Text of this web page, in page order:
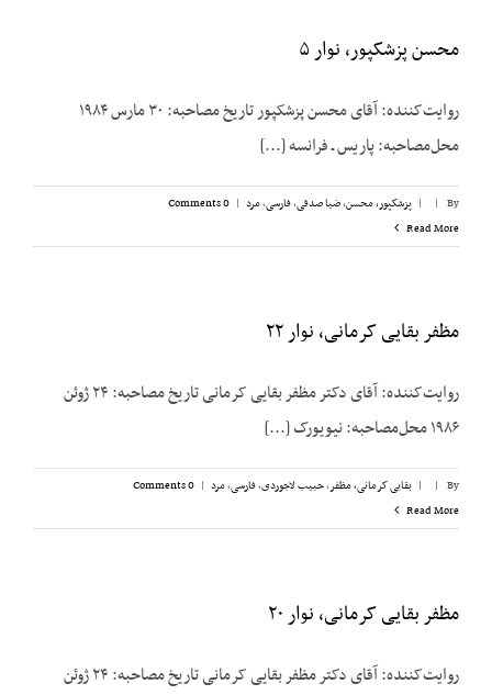
محسن پزشکپور، نوار ۵
روایت‌کننده: آقای محسن پزشک‎پور تاریخ مصاحبه: ۳۰ مارس ۱۹۸۴
محل‌مصاحبه: پاریس ـ فرانسه [...]
By
|
| پزشکپور،‌ محسن,ضیا صدقی,فارسی,مرد |
0 Comments
Read More
مظفر بقایی کرمانی، نوار ۲۲
روایت‌کننده: آقای دکتر مظفر بقایی کرمانی تاریخ مصاحبه: ۲۴ ژوئن
۱۹۸۶ محل‌مصاحبه: نیویورک [...]
By
|
| بقایی کرمانی، مظفر,حبیب لاجوردی,فارسی,مرد |
0 Comments
Read More
مظفر بقایی کرمانی، نوار ۲۰
روایت‌کننده: آقای دکتر مظفر بقایی کرمانی تاریخ مصاحبه: ۲۴ ژوئن